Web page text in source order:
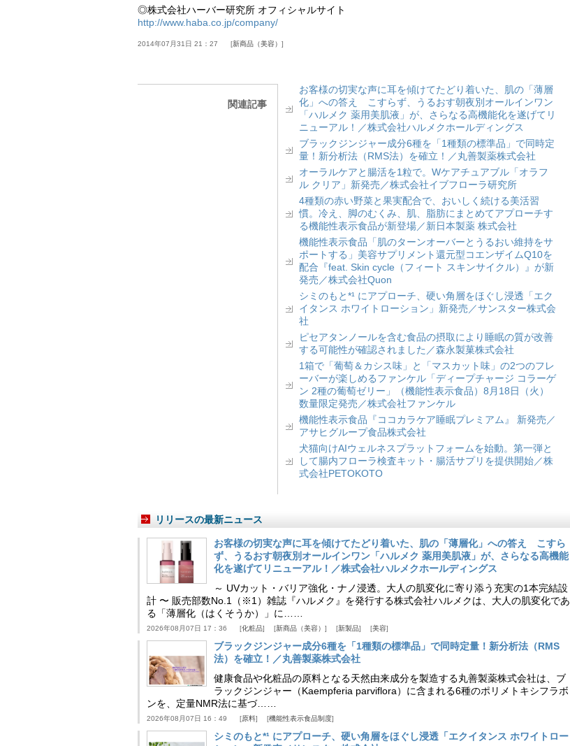
◎株式会社ハーバー研究所 オフィシャルサイト
http://www.haba.co.jp/company/
2014年07月31日 21：27 新商品（美容）
関連記事
お客様の切実な声に耳を傾けてたどり着いた、肌の「薄層
化」への答え こすらず、うるおす朝夜別オールインワン
「ハルメク 薬用美肌液」が、さらなる高機能化を遂げてリ
ニューアル！／株式会社ハルメクホールディングス
ブラックジンジャー成分6種を「1種類の標準品」で同時定
量！新分析法（RMS法）を確立！／丸善製薬株式会社
オーラルケアと腸活を1粒で。Wケアチュアブル「オラフ
ル クリア」新発売／株式会社イブフローラ研究所
4種類の赤い野菜と果実配合で、おいしく続ける美活習
慣。冷え、脚のむくみ、肌、脂肪にまとめてアプローチす
る機能性表示食品が新登場／新日本製薬 株式会社
機能性表示食品「肌のターンオーバーとうるおい維持をサ
ポートする」美容サプリメント還元型コエンザイムQ10を
配合『feat. Skin cycle（フィート スキンサイクル）』が新
発売／株式会社Quon
シミのもと*¹ にアプローチ、硬い角層をほぐし浸透「エク
イタンス ホワイトローション」新発売／サンスター株式会
社
ピセアタンノールを含む食品の摂取により睡眠の質が改善
する可能性が確認されました／森永製菓株式会社
1箱で「葡萄＆カシス味」と「マスカット味」の2つのフレ
ーバーが楽しめるファンケル「ディープチャージ コラーゲ
ン 2種の葡萄ゼリー」（機能性表示食品）8月18日（火）
数量限定発売／株式会社ファンケル
機能性表示食品『ココカラケア睡眠プレミアム』 新発売／
アサヒグループ食品株式会社
犬猫向けAIウェルネスプラットフォームを始動。第一弾と
して腸内フローラ検査キット・腸活サプリを提供開始／株
式会社PETOKOTO
リリースの最新ニュース
お客様の切実な声に耳を傾けてたどり着いた、肌の「薄層化」への答え こすら
ず、うるおす朝夜別オールインワン「ハルメク 薬用美肌液」が、さらなる高機能
化を遂げてリニューアル！／株式会社ハルメクホールディングス
～ UVカット・バリア強化・ナノ浸透。大人の肌変化に寄り添う充実の1本完結設
計 〜 販売部数No.1（※1）雑誌『ハルメク』を発行する株式会社ハルメクは、大人の肌変化であ
る「薄層化（はくそうか）」に……
2026年08月07日 17：36 化粧品 新商品（美容） 新製品 美容
ブラックジンジャー成分6種を「1種類の標準品」で同時定量！新分析法（RMS
法）を確立！／丸善製薬株式会社
健康食品や化粧品の原料となる天然由来成分を製造する丸善製薬株式会社は、ブ
ラックジンジャー（Kaempferia parviflora）に含まれる6種のポリメトキシフラボ
ンを、定量NMR法に基づ……
2026年08月07日 16：49 原料 機能性表示食品制度
シミのもと*¹ にアプローチ、硬い角層をほぐし浸透「エクイタンス ホワイトロー